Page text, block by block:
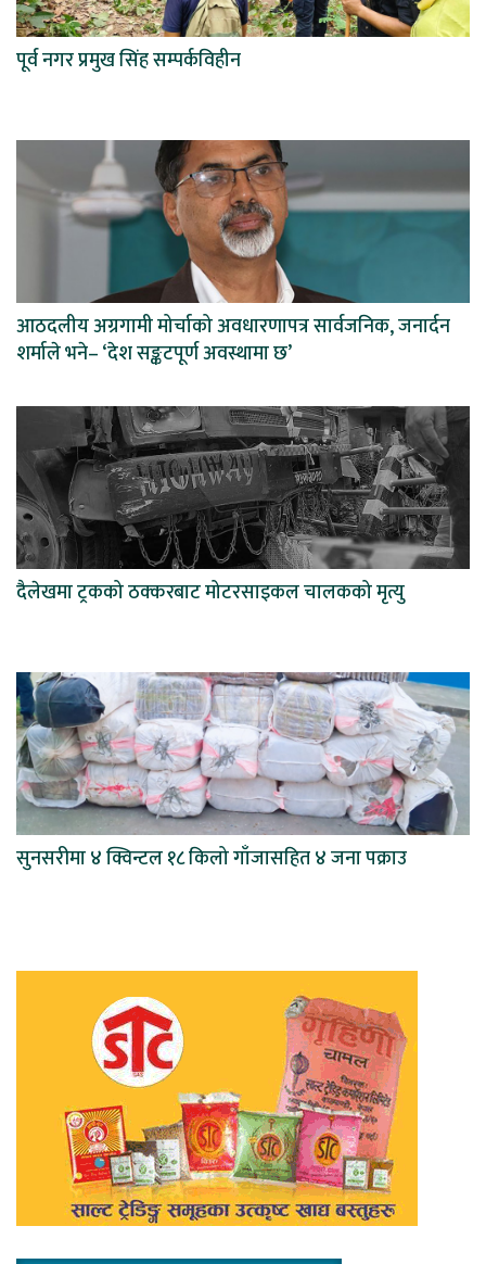
पूर्व नगर प्रमुख सिंह सम्पर्कविहीन
आठदलीय अग्रगामी मोर्चाको अवधारणापत्र सार्वजनिक, जनार्दन
शर्माले भने– ‘देश सङ्कटपूर्ण अवस्थामा छ’
दैलेखमा ट्रकको ठक्करबाट मोटरसाइकल चालकको मृत्यु
सुनसरीमा ४ क्विन्टल १८ किलो गाँजासहित ४ जना पक्राउ